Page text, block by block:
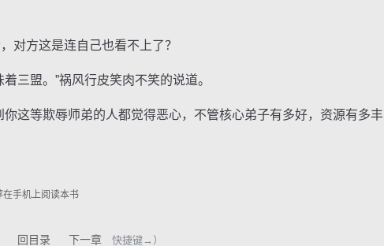
方这是连自己也看不上了？
盟。”祸风行皮笑肉不笑的说道。
等欺辱师弟的人都觉得恶心，不管核心弟子有多好，资源有多丰
在手机上阅读本书
回目录 下一章 快捷键→）